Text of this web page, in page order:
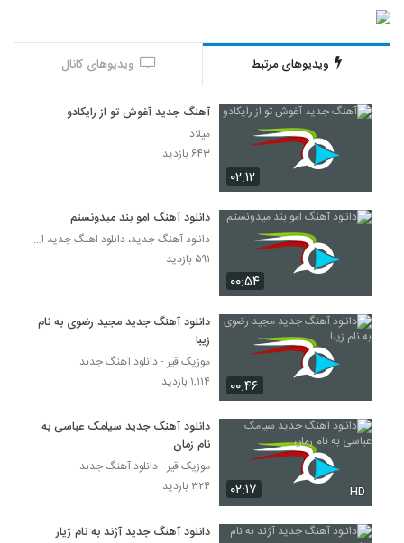
ویدیوهای مرتبط ویدیوهای کانال
۰۲:۱۲
آهنگ جدید آغوش تو از رایکادو
میلاد
۶۴۳ بازدید
۰۰:۵۴
دانلود آهنگ امو بند میدونستم
دانلود آهنگ جدید، دانلود اهنگ جدید ایرانی
۵۹۱ بازدید
۰۰:۴۶
دانلود آهنگ جدید مجید رضوی به نام
زیبا
موزیک قیر - دانلود آهنگ جدبد
۱,۱۱۴ بازدید
۰۲:۱۷ HD
دانلود آهنگ جدید سیامک عباسی به
نام زمان
موزیک قیر - دانلود آهنگ جدبد
۳۲۴ بازدید
دانلود آهنگ جدید آژند به نام ژیار